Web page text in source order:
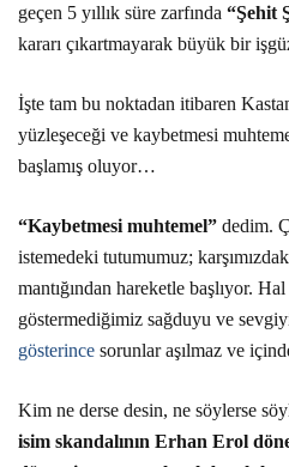
geçen 5 yıllık süre zarfında“Şehit
kararı çıkartmayarak büyük bir
İşte tam bu noktadan itibaren
yüzleşeceği ve kaybetmesi
başlamış oluyor…
“Kaybetmesi muhtemel”dedim.
istemedeki tutumumuz;
mantığından hareketle başlıyor.
göstermediğimiz sağduyu ve
gösterince sorunlar aşılmaz ve
Kim ne derse desin, ne söylerse
isim skandalının Erhan Erol